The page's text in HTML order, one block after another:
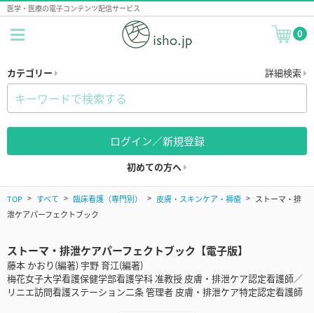
医学・医療の電子コンテンツ配信サービス
0
カテゴリー 詳細検索
ログイン／新規登録
初めての方へ
TOP すべて 臨床看護（専門別） 皮膚・スキンケア・褥瘡
ストーマ・排
泄ケアパーフェクトブック
ストーマ・排泄ケアパーフェクトブック【電子版】
藤本 かおり(編著) 宇野 育江(編著)
梅花女子大学看護保健学部看護学科 准教授 皮膚・排泄ケア認定看護師／
リニエ訪問看護ステーション二条 管理者 皮膚・排泄ケア特定認定看護師